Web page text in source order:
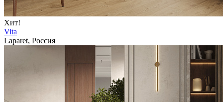
Хит!
Vita
Laparet, Россия